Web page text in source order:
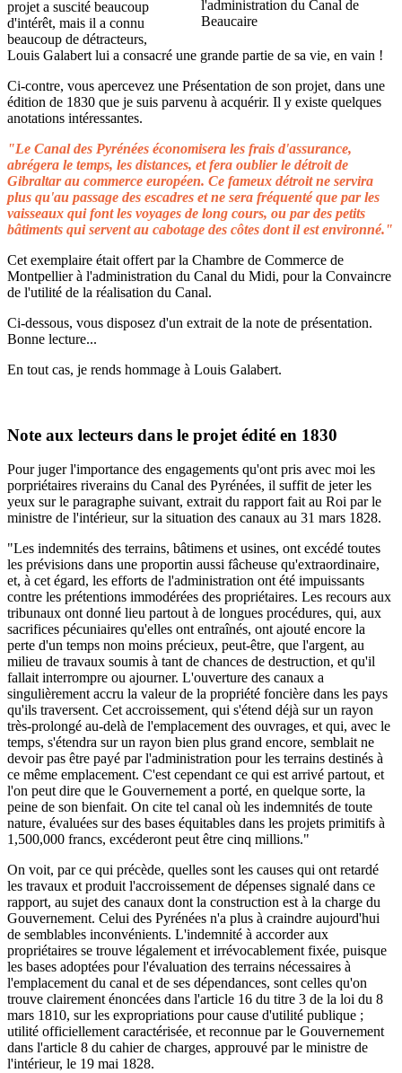
projet a suscité beaucoup
d'intérêt, mais il a connu
beaucoup de détracteurs,
Louis Galabert lui a consacré une grande partie de sa vie, en vain !
Ci-contre, vous apercevez une Présentation de son projet, dans une
édition de 1830 que je suis parvenu à acquérir. Il y existe quelques
anotations intéressantes.
"Le Canal des Pyrénées économisera les frais d'assurance,
abrégera le temps, les distances, et fera oublier le détroit de
Gibraltar au commerce européen. Ce fameux détroit ne servira
plus qu'au passage des escadres et ne sera fréquenté que par les
vaisseaux qui font les voyages de long cours, ou par des petits
bâtiments qui servent au cabotage des côtes dont il est environné."
Cet exemplaire était offert par la Chambre de Commerce de
Montpellier à l'administration du Canal du Midi, pour la Convaincre
de l'utilité de la réalisation du Canal.
Ci-dessous, vous disposez d'un extrait de la note de présentation.
Bonne lecture...
En tout cas, je rends hommage à Louis Galabert.
Note aux lecteurs dans le projet édité en 1830
Pour juger l'importance des engagements qu'ont pris avec moi les
porpriétaires riverains du Canal des Pyrénées, il suffit de jeter les
yeux sur le paragraphe suivant, extrait du rapport fait au Roi par le
ministre de l'intérieur, sur la situation des canaux au 31 mars 1828.
"Les indemnités des terrains, bâtimens et usines, ont excédé toutes
les prévisions dans une proportin aussi fâcheuse qu'extraordinaire,
et, à cet égard, les efforts de l'administration ont été impuissants
contre les prétentions immodérées des propriétaires. Les recours aux
tribunaux ont donné lieu partout à de longues procédures, qui, aux
sacrifices pécuniaires qu'elles ont entraînés, ont ajouté encore la
perte d'un temps non moins précieux, peut-être, que l'argent, au
milieu de travaux soumis à tant de chances de destruction, et qu'il
fallait interrompre ou ajourner. L'ouverture des canaux a
singulièrement accru la valeur de la propriété foncière dans les pays
qu'ils traversent. Cet accroissement, qui s'étend déjà sur un rayon
très-prolongé au-delà de l'emplacement des ouvrages, et qui, avec le
temps, s'étendra sur un rayon bien plus grand encore, semblait ne
devoir pas être payé par l'administration pour les terrains destinés à
ce même emplacement. C'est cependant ce qui est arrivé partout, et
l'on peut dire que le Gouvernement a porté, en quelque sorte, la
peine de son bienfait. On cite tel canal où les indemnités de toute
nature, évaluées sur des bases équitables dans les projets primitifs à
1,500,000 francs, excéderont peut être cinq millions."
On voit, par ce qui précède, quelles sont les causes qui ont retardé
les travaux et produit l'accroissement de dépenses signalé dans ce
rapport, au sujet des canaux dont la construction est à la charge du
Gouvernement. Celui des Pyrénées n'a plus à craindre aujourd'hui
de semblables inconvénients. L'indemnité à accorder aux
propriétaires se trouve légalement et irrévocablement fixée, puisque
les bases adoptées pour l'évaluation des terrains nécessaires à
l'emplacement du canal et de ses dépendances, sont celles qu'on
trouve clairement énoncées dans l'article 16 du titre 3 de la loi du 8
mars 1810, sur les expropriations pour cause d'utilité publique ;
utilité officiellement caractérisée, et reconnue par le Gouvernement
dans l'article 8 du cahier de charges, approuvé par le ministre de
l'intérieur, le 19 mai 1828.